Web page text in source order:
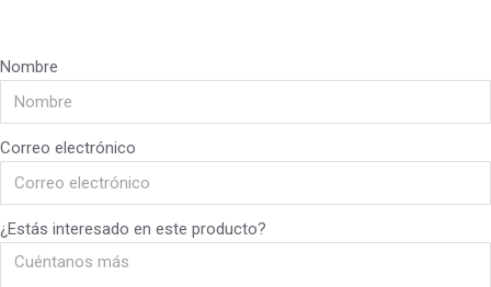
Nombre
Correo electrónico
¿Estás interesado en este producto?